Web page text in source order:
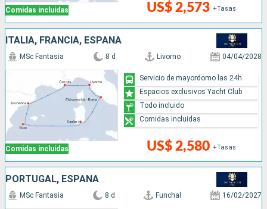
Comidas incluidas US$ 2,573 +Tasas
ITALIA, FRANCIA, ESPAÑA
Comidas incluidas
MSc Fantasia 8 d Livorno 04/04/2028
US$ 2,580 +Tasas
Servicio de mayordomo las 24h
Espacios exclusivos Yacht Club
Todo incluido
Comidas incluidas
PORTUGAL, ESPAÑA
MSc Fantasia 8 d Funchal 16/02/2027